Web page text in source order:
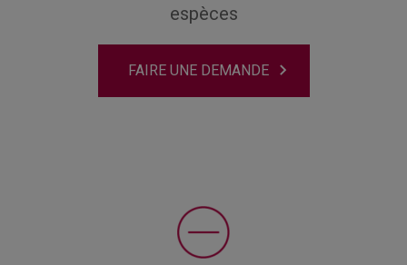
espèces
FAIRE UNE DEMANDE